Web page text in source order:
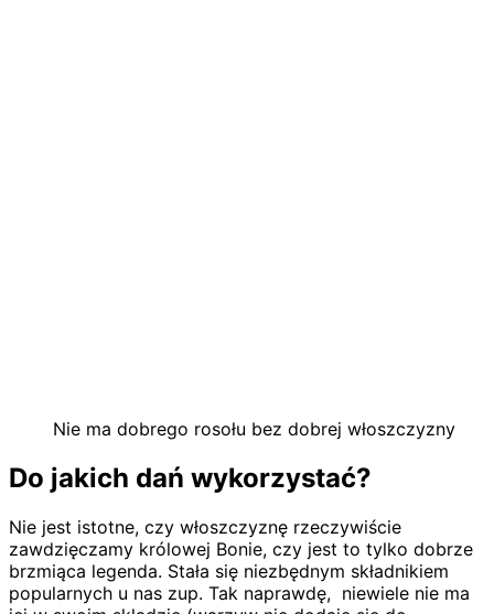
Nie ma dobrego rosołu bez dobrej włoszczyzny
Do jakich dań wykorzystać?
Nie jest istotne, czy włoszczyznę rzeczywiście
zawdzięczamy królowej Bonie, czy jest to tylko dobrze
brzmiąca legenda. Stała się niezbędnym składnikiem
popularnych u nas zup. Tak naprawdę, niewiele nie ma